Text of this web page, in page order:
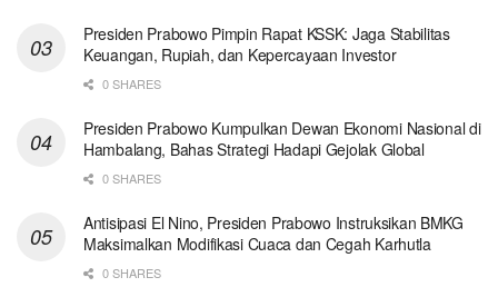
Presiden Prabowo Pimpin Rapat KSSK: Jaga Stabilitas
Keuangan, Rupiah, dan Kepercayaan Investor
0 SHARES
Presiden Prabowo Kumpulkan Dewan Ekonomi Nasional di
Hambalang, Bahas Strategi Hadapi Gejolak Global
0 SHARES
Antisipasi El Nino, Presiden Prabowo Instruksikan BMKG
Maksimalkan Modifikasi Cuaca dan Cegah Karhutla
0 SHARES